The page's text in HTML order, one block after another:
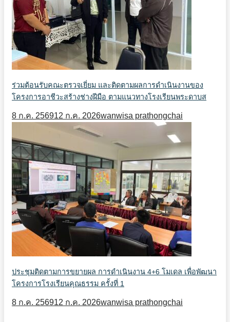
ร่วมต้อนรับคณะตรวจเยี่ยม และติดตามผลการดำเนินงานของ
โครงการอาชีวะสร้างช่างฝีมือ ตามแนวทางโรงเรียนพระดาบส
8 ก.ค. 256912 ก.ค. 2026wanwisa prathongchai
ประชุมติดตามการขยายผล การดำเนินงาน 4+6 โมเดล เพื่อพัฒนา
โครงการโรงเรียนคุณธรรม ครั้งที่ 1
8 ก.ค. 256912 ก.ค. 2026wanwisa prathongchai